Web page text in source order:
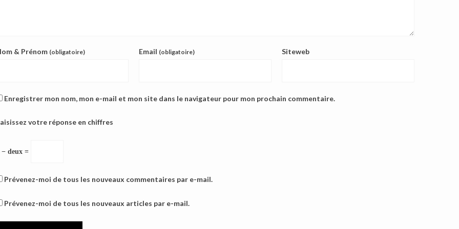
& Prénom (obligatoire) Email (obligatoire) Siteweb
Enregistrer mon nom, mon e-mail et mon site dans le navigateur pour mon prochain commentaire.
votre réponse en chiffres
− deux =
Prévenez-moi de tous les nouveaux commentaires par e-mail.
Prévenez-moi de tous les nouveaux articles par e-mail.